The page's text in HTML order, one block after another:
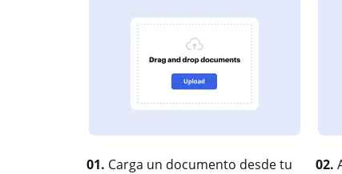
01. Carga un documento desde tu
02.